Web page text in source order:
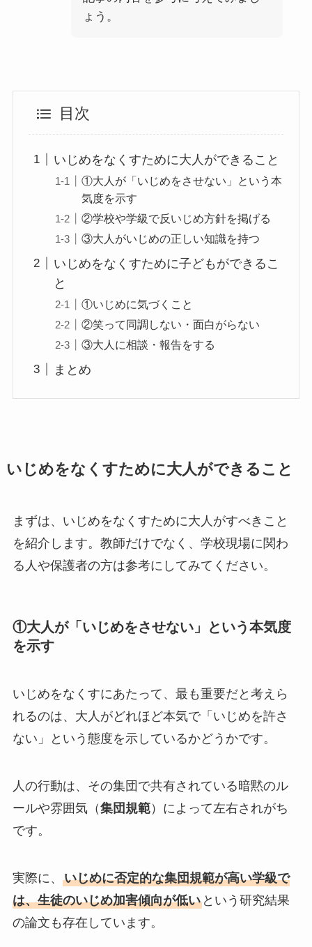
ょう。
目次
いじめをなくすために大人ができること
①大人が「いじめをさせない」という本
気度を示す
②学校や学級で反いじめ方針を掲げる
③大人がいじめの正しい知識を持つ
いじめをなくすために子どもができるこ
と
①いじめに気づくこと
②笑って同調しない・面白がらない
③大人に相談・報告をする
まとめ
いじめをなくすために大人ができること
まずは、いじめをなくすために大人がすべきこと
を紹介します。教師だけでなく、学校現場に関わ
る人や保護者の方は参考にしてみてください。
①大人が「いじめをさせない」という本気度
を示す
いじめをなくすにあたって、最も重要だと考えら
れるのは、大人がどれほど本気で「いじめを許さ
ない」という態度を示しているかどうかです。
人の行動は、その集団で共有されている暗黙のル
ールや雰囲気（集団規範）によって左右されがち
です。
実際に、 いじめに否定的な集団規範が高い学級で
は、生徒のいじめ加害傾向が低いという研究結果
の論文も存在しています。